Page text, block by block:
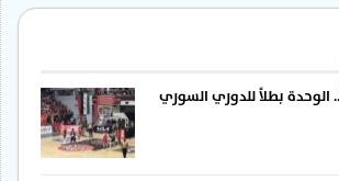
الوحدة بطلاً للدوري السوري